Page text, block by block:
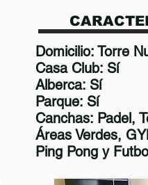
Domicilio: Torre
Casa Club: Sí
Alberca: Sí
Parque: Sí
Canchas: Padel,
Áreas Verdes,
Ping Pong y